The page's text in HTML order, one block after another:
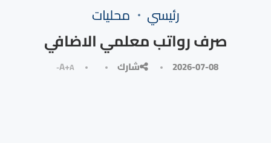
رئيسي محليات
صرف رواتب معلمي الاضافي
2026-07-08 شارك A+A-